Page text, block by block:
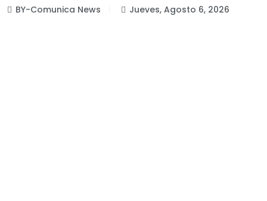
BY-Comunica News Jueves, Agosto 6, 2026